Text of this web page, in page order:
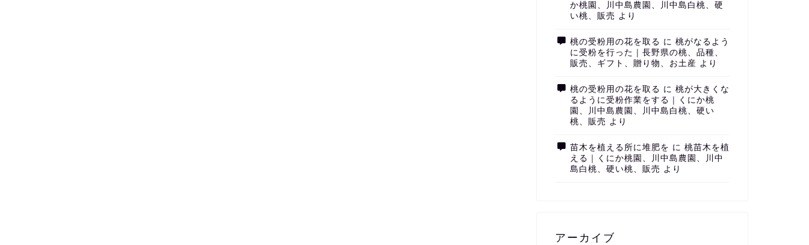
か桃園、川中島農園、川中島白桃、硬
い桃、販売 より
桃の受粉用の花を取る に 桃がなるよう
に受粉を行った｜長野県の桃、品種、
販売、ギフト、贈り物、お土産 より
桃の受粉用の花を取る に 桃が大きくな
るように受粉作業をする｜くにか桃
園、川中島農園、川中島白桃、硬い
桃、販売 より
苗木を植える所に堆肥を に 桃苗木を植
える｜くにか桃園、川中島農園、川中
島白桃、硬い桃、販売 より
アーカイブ